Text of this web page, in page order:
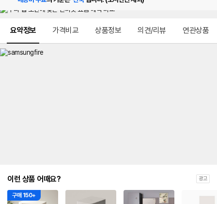
요약정보 가격비교 상품정보 의견/리뷰 연관상품
이런 상품 어때요? 광고
구매 150+